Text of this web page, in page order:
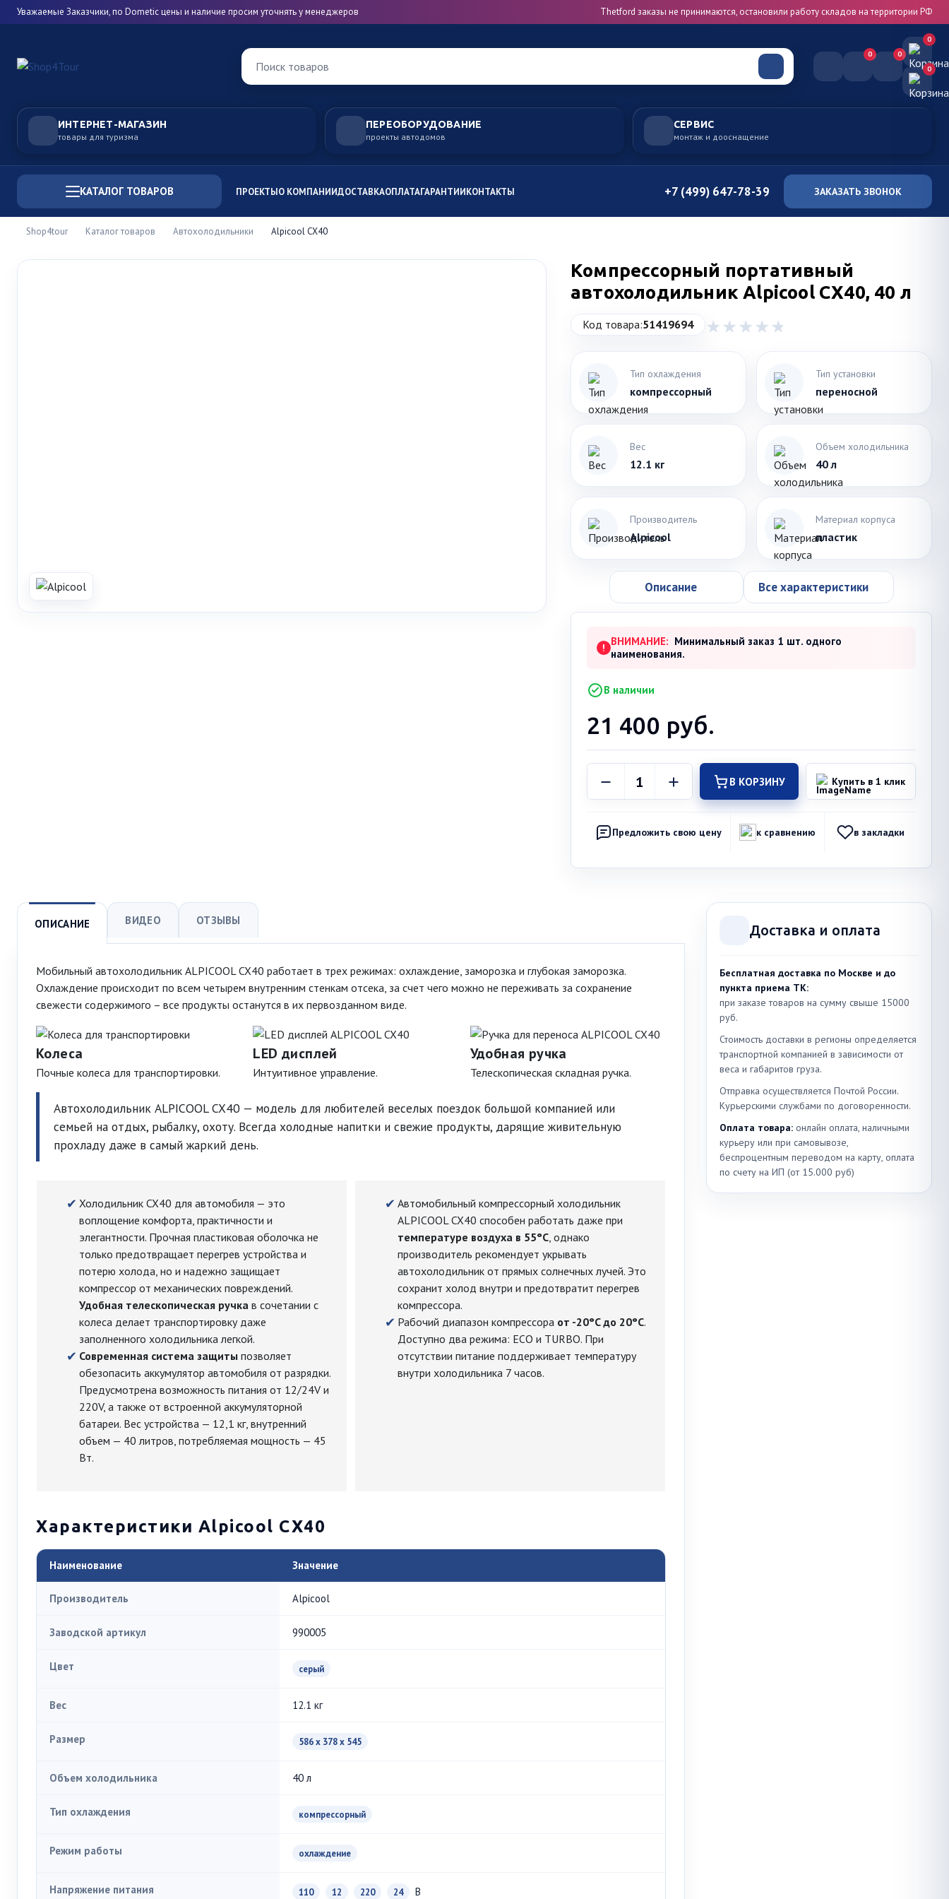
Уважаемые Заказчики, по Dometic цены и наличие просим уточнять у менеджеров Thetford заказы не принимаются, остановили работу складов на территории РФ
Поиск товаров
0 0
0
0
ИНТЕРНЕТ-МАГАЗИН
товары для туризма
ПЕРЕОБОРУДОВАНИЕ
проекты автодомов
СЕРВИС
монтаж и дооснащение
КАТАЛОГ ТОВАРОВ ПРОЕКТЫО КОМПАНИИДОСТАВКАОПЛАТАГАРАНТИИКОНТАКТЫ +7 (499) 647-78-39 ЗАКАЗАТЬ ЗВОНОК
Shop4tour Каталог товаров Автохолодильники Alpicool CX40
Компрессорный портативный
автохолодильник Alpicool CX40, 40 л
Код товара:51419694
Тип охлаждения
компрессорный
Тип установки
переносной
Вес
12.1 кг
Объем холодильника
40 л
Производитель
Alpicool
Материал корпуса
пластик
Описание Все характеристики
! ВНИМАНИЕ: Минимальный заказ 1 шт. одного
наименования.
В наличии
21 400 руб.
В КОРЗИНУ Купить в 1 клик
Предложить свою цену к сравнению в закладки
ОПИСАНИЕ ВИДЕО ОТЗЫВЫ
Мобильный автохолодильник ALPICOOL CX40 работает в трех режимах: охлаждение, заморозка и глубокая заморозка.
Охлаждение происходит по всем четырем внутренним стенкам отсека, за счет чего можно не переживать за сохранение
свежести содержимого – все продукты останутся в их первозданном виде.
Колеса
Почные колеса для транспортировки.
LED дисплей
Интуитивное управление.
Удобная ручка
Телескопическая складная ручка.
Автохолодильник ALPICOOL CX40 — модель для любителей веселых поездок большой компанией или
семьей на отдых, рыбалку, охоту. Всегда холодные напитки и свежие продукты, дарящие живительную
прохладу даже в самый жаркий день.
Холодильник CX40 для автомобиля — это
воплощение комфорта, практичности и
элегантности. Прочная пластиковая оболочка не
только предотвращает перегрев устройства и
потерю холода, но и надежно защищает
компрессор от механических повреждений.
Удобная телескопическая ручка в сочетании с
колеса делает транспортировку даже
заполненного холодильника легкой.
Современная система защиты позволяет
обезопасить аккумулятор автомобиля от разрядки.
Предусмотрена возможность питания от 12/24V и
220V, а также от встроенной аккумуляторной
батареи. Вес устройства — 12,1 кг, внутренний
объем — 40 литров, потребляемая мощность — 45
Вт.
Автомобильный компрессорный холодильник
ALPICOOL CX40 способен работать даже при
температуре воздуха в 55°C, однако
производитель рекомендует укрывать
автохолодильник от прямых солнечных лучей. Это
сохранит холод внутри и предотвратит перегрев
компрессора.
Рабочий диапазон компрессора от -20°C до 20°C.
Доступно два режима: ECO и TURBO. При
отсутствии питание поддерживает температуру
внутри холодильника 7 часов.
Характеристики Alpicool CX40
Наименование Значение
Производитель Alpicool
Заводской артикул 990005
Цвет серый
Вес 12.1 кг
Размер 586 x 378 x 545
Объем холодильника 40 л
Тип охлаждения компрессорный
Режим работы охлаждение
Напряжение питания 110 12 220 24 В
Доставка и оплата
Бесплатная доставка по Москве и до
пункта приема ТК:
при заказе товаров на сумму свыше 15000
руб.
Стоимость доставки в регионы определяется
транспортной компанией в зависимости от
веса и габаритов груза.
Отправка осуществляется Почтой России.
Курьерскими службами по договоренности.
Оплата товара: онлайн оплата, наличными
курьеру или при самовывозе,
беспроцентным переводом на карту, оплата
по счету на ИП (от 15.000 руб)